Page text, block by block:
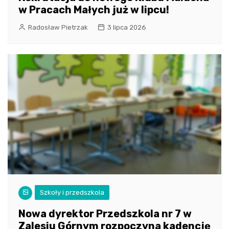
w Pracach Małych już w lipcu!
Radosław Pietrzak 3 lipca 2026
Szkoły i przedszkola
Nowa dyrektor Przedszkola nr 7 w
Zalesiu Górnym rozpoczyna kadencję